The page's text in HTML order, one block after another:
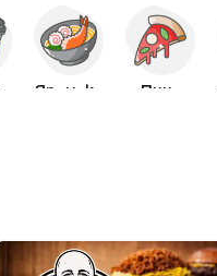
Японска Пица